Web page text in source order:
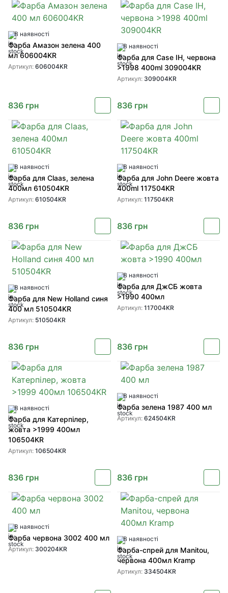
В наявності
Фарба Амазон зелена 400
мл 606004KR
Артикул: 606004KR
836 грн
В наявності
Фарба для Case IH, червона
>1998 400ml 309004KR
Артикул: 309004KR
836 грн
В наявності
Фарба для Claas, зелена
400мл 610504KR
Артикул: 610504KR
836 грн
В наявності
Фарба для John Deere жовта
400ml 117504KR
Артикул: 117504KR
836 грн
В наявності
Фарба для New Holland синя
400 мл 510504KR
Артикул: 510504KR
836 грн
В наявності
Фарба для ДжСБ жовта
>1990 400мл
Артикул: 117004KR
836 грн
В наявності
Фарба для Катерпілер,
жовта >1999 400мл
106504KR
Артикул: 106504KR
836 грн
В наявності
Фарба зелена 1987 400 мл
Артикул: 624504KR
836 грн
В наявності
Фарба червона 3002 400 мл
Артикул: 300204KR
В наявності
Фарба-спрей для Manitou,
червона 400мл Kramp
Артикул: 334504KR